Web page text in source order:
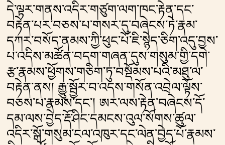
དེ་ལྟར་གནས་འདིར་གཙུག་ལག་ཁང་རྟེན་དང་
བརྟེན་པར་བཅས་པ་གསར་དུ་བཞེངས་ཏེ་རྣམ་
དཀར་བསོད་ནམས་ཀྱི་ཕུང་པོ་ཇི་སྙེད་ཅིག་འདུ་བྱས་
པ་འདིས་མཚོན་བདག་གཞན་དུས་གསུམ་གྱི་དགེ་
རྩ་རྣམས་ཕྱོགས་གཅིག་ཏུ་བསྡོམས་པའི་མཐུ་ལ་
བརྟེན་ནས། རྒྱུ་སྦྱོར་བ་འདས་གསོན་འབྲེལ་ལྟོས་
བཅས་པ་རྣམས་དང༌། ཨར་ལས་རྟེན་བཞེངས་དོ་
དམ་ལས་བྱེད་རྡོ་ཤིང་དམངས་འུལ་སོགས་ཚུལ་
འདིར་སྒོ་གསུམ་ངལ་འཁུར་དང་ལེན་བྱེད་པོ་རྣམས་